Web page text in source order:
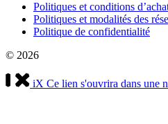
Politiques et conditions
Politiques et modalités des
Politique de confidentialité
© 2026
iX Ce lien s'ouvrira dans une